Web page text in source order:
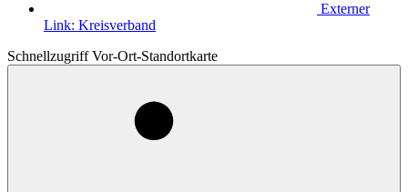
Externer
Link: Kreisverband
Schnellzugriff Vor-Ort-Standortkarte